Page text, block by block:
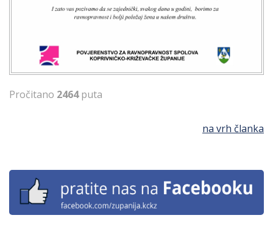
Pročitano 2464puta
na vrh članka